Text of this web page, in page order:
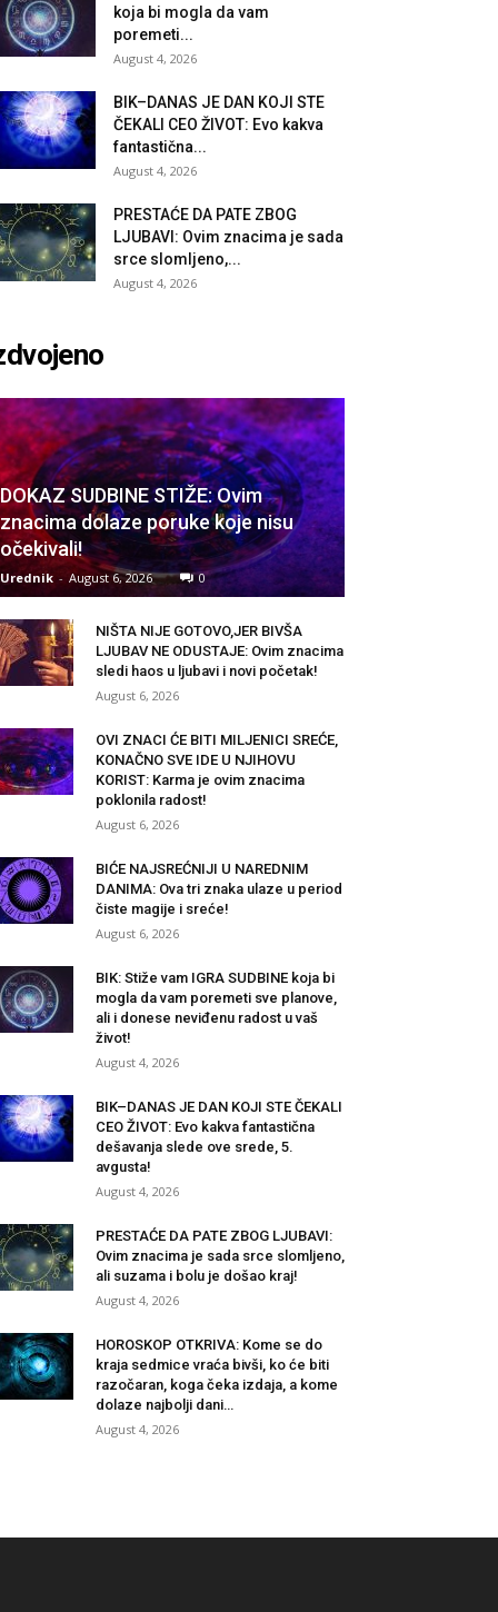
koja bi mogla da vam
poremeti...
August 4, 2026
BIK–DANAS JE DAN KOJI STE
ČEKALI CEO ŽIVOT: Evo kakva
fantastična...
August 4, 2026
PRESTAĆE DA PATE ZBOG
LJUBAVI: Ovim znacima je sada
srce slomljeno,...
August 4, 2026
DOKAZ SUDBINE STIŽE: Ovim
znacima dolaze poruke koje nisu
očekivali!
Urednik - August 6, 2026 0
NIŠTA NIJE GOTOVO,JER BIVŠA
LJUBAV NE ODUSTAJE: Ovim znacima
sledi haos u ljubavi i novi početak!
August 6, 2026
OVI ZNACI ĆE BITI MILJENICI SREĆE,
KONAČNO SVE IDE U NJIHOVU
KORIST: Karma je ovim znacima
poklonila radost!
August 6, 2026
BIĆE NAJSREĆNIJI U NAREDNIM
DANIMA: Ova tri znaka ulaze u period
čiste magije i sreće!
August 6, 2026
BIK: Stiže vam IGRA SUDBINE koja bi
mogla da vam poremeti sve planove,
ali i donese neviđenu radost u vaš
život!
August 4, 2026
BIK–DANAS JE DAN KOJI STE ČEKALI
CEO ŽIVOT: Evo kakva fantastična
dešavanja slede ove srede, 5.
avgusta!
August 4, 2026
PRESTAĆE DA PATE ZBOG LJUBAVI:
Ovim znacima je sada srce slomljeno,
ali suzama i bolu je došao kraj!
August 4, 2026
HOROSKOP OTKRIVA: Kome se do
kraja sedmice vraća bivši, ko će biti
razočaran, koga čeka izdaja, a kome
dolaze najbolji dani…
August 4, 2026